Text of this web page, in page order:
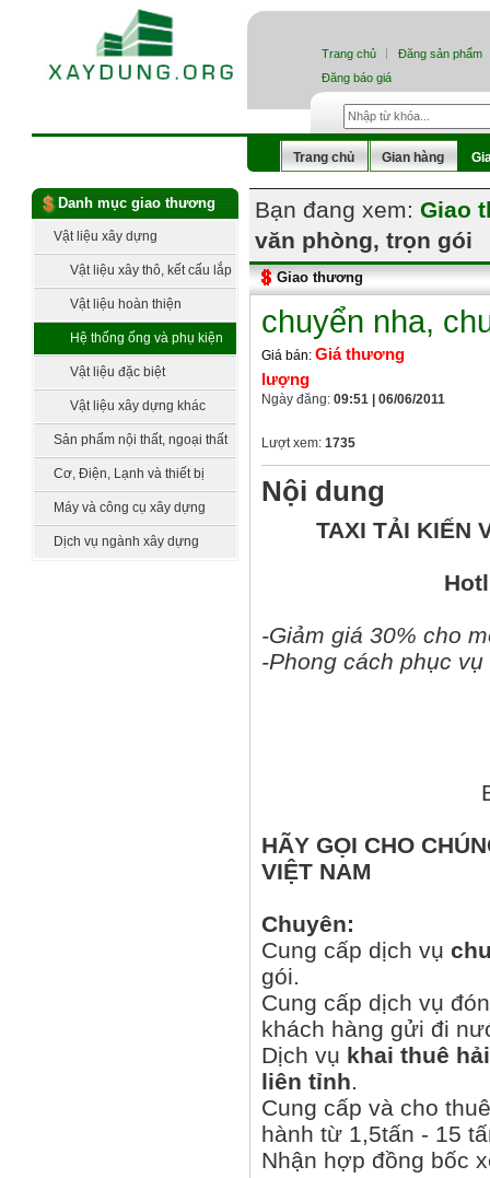
Trang chủ
Đăng sản phẩm
Đăng báo giá
Trang chủ Gian hàng
Danh mục giao thương
Vật liệu xây dựng
Vật liệu xây thô, kết cấu lắp
Vật liệu hoàn thiện
Hệ thống ống và phụ kiện
Vật liệu đặc biệt
Vật liệu xây dựng khác
Sản phẩm nội thất, ngoại thất
Cơ, Điện, Lạnh và thiết bị
công nghệ
Máy và công cụ xây dựng
Dịch vụ ngành xây dựng
Bạn đang xem: Giao
văn phòng, trọn gói
Giao thương
chuyển nha,
Giá bán: Giá thương
lượng
Ngày đăng: 09:51 | 06/06/2011
Lượt xem: 1735
Nội dung
TAXI TẢI KIẾN
-Giảm giá 30% cho
-Phong cách phục
HÃY GỌI CHO
VIỆT NAM
Chuyên:
Cung cấp dịch vụ
gói.
Cung cấp dịch vụ
khách hàng gửi đi
Dịch vụ khai thuê
liên tỉnh.
Cung cấp và cho
hành từ 1,5tấn - 15
Nhận hợp đồng bốc